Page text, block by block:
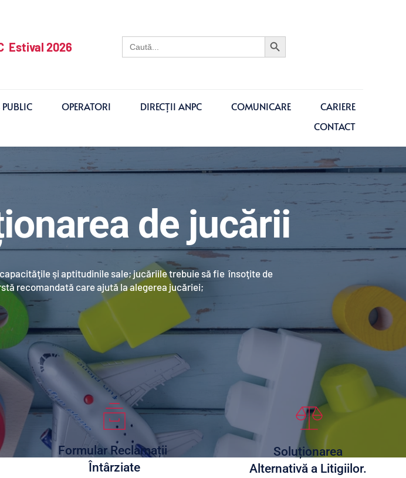
Estival 2026 Search
for:
Search Button
PUBLIC OPERATORI DIRECȚII ANPC COMUNICARE
CARIERE
CONTACT
de jucării
şi aptitudinile sale; jucăriile trebuie să fie  însoţite de
recomandată care ajută la alegerea jucăriei;
Formular Reclamații
Întârziate
Soluționarea
Alternativă a Litigiilor.